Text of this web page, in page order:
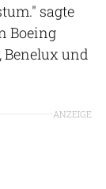
sagte
Boeing
Benelux und
ANZEIGE